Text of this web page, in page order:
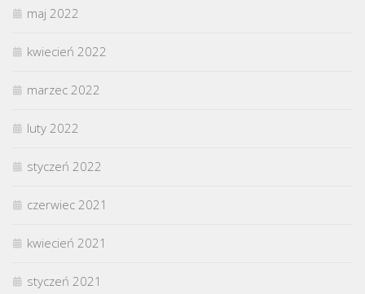
maj 2022
kwiecień 2022
marzec 2022
luty 2022
styczeń 2022
czerwiec 2021
kwiecień 2021
styczeń 2021